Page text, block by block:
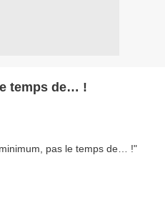
temps de… !